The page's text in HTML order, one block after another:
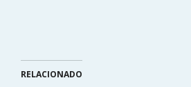
RELACIONADO